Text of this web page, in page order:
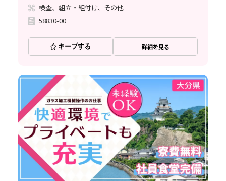
検査、組立・組付け、その他
58830-00
キープする 詳細を見る